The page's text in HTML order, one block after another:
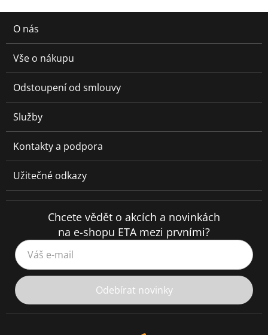
O nás
Vše o nákupu
Odstoupení od smlouvy
Služby
Kontakty a podpora
Užitečné odkazy
Chcete vědět o akcích a novinkách
na e-shopu ETA mezi prvními?
Váš e-mail
Odebírat novinky